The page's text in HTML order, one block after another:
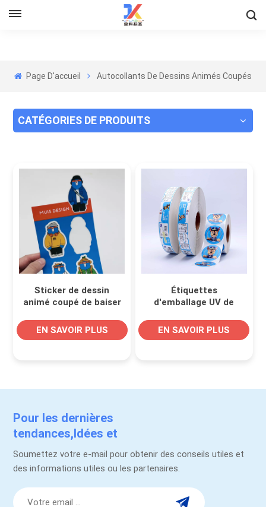
Page D'accueil Autocollants De Dessins Animés Coupés
CATÉGORIES DE PRODUITS
Sticker de dessin
animé coupé de baiser
EN SAVOIR PLUS
Étiquettes
d'emballage UV de
Die Cut
EN SAVOIR PLUS
Pour les dernières
tendances,Idées et
promotions.
Soumettez votre e-mail pour obtenir des conseils utiles et
des informations utiles ou les partenaires.